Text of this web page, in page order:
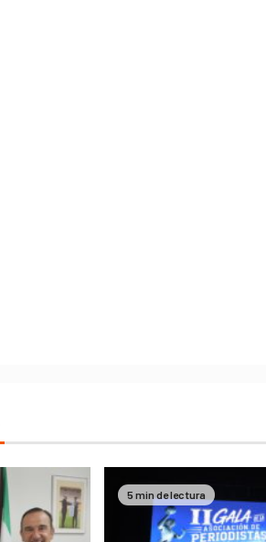
5 min de lectura